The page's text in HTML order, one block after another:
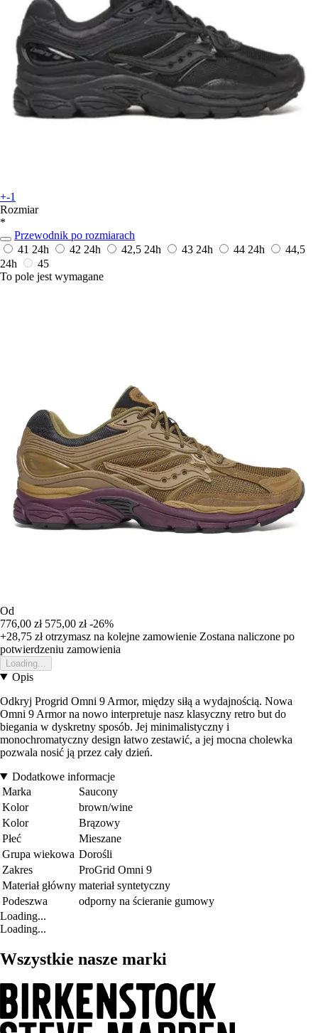
+-1
Rozmiar
*
Przewodnik po rozmiarach
41 24h 42 24h 42,5 24h 43 24h 44 24h
44,5
24h
45
To pole jest wymagane
Od
776,00 zł 575,00 zł -26%
+28,75 złotrzymasz na kolejne zamowienie Zostana naliczone po
potwierdzeniu zamowienia
Loading...
Opis
Odkryj Progrid Omni 9 Armor, między siłą a wydajnością. Nowa
Omni 9 Armor na nowo interpretuje nasz klasyczny retro but do
biegania w dyskretny sposób. Jej minimalistyczny i
monochromatyczny design łatwo zestawić, a jej mocna cholewka
pozwala nosić ją przez cały dzień.
Dodatkowe informacje
Marka
Saucony
Kolor
brown/wine
Kolor
Brązowy
Płeć
Mieszane
Grupa wiekowa Dorośli
Zakres
ProGrid Omni 9
Materiał główny materiał syntetyczny
Podeszwa
odporny na ścieranie gumowy
Loading...
Loading...
Wszystkie nasze marki